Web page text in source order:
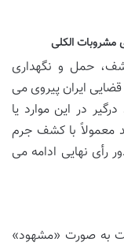
مشروبات الکلی
حمل و نگهداری
ایران پیروی می
در این موارد یا
معمولاً با کشف جرم
رأی نهایی ادامه می
به صورت «مشهود»